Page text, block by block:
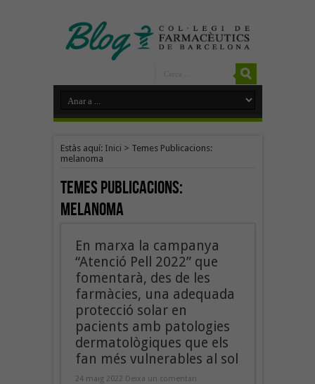
Estàs aquí: Inici > Temes Publicacions:
melanoma
Temes Publicacions:
melanoma
En marxa la campanya
“Atenció Pell 2022” que
fomentarà, des de les
farmàcies, una adequada
protecció solar en
pacients amb patologies
dermatològiques que els
fan més vulnerables al sol
24 maig 2022 Deixa un comentari